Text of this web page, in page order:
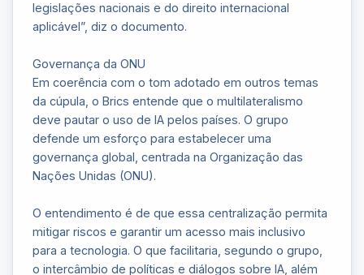
legislações nacionais e do direito internacional
aplicável”, diz o documento.
Governança da ONU
Em coerência com o tom adotado em outros temas
da cúpula, o Brics entende que o multilateralismo
deve pautar o uso de IA pelos países. O grupo
defende um esforço para estabelecer uma
governança global, centrada na Organização das
Nações Unidas (ONU).
O entendimento é de que essa centralização permita
mitigar riscos e garantir um acesso mais inclusivo
para a tecnologia. O que facilitaria, segundo o grupo,
o intercâmbio de políticas e diálogos sobre IA, além